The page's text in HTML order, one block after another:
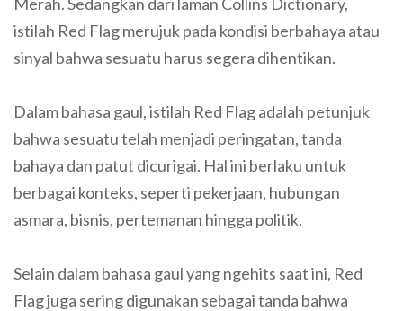
istilah Red Flag merujuk pada kondisi berbahaya atau
sinyal bahwa sesuatu harus segera dihentikan.
Dalam bahasa gaul, istilah Red Flag adalah petunjuk
bahwa sesuatu telah menjadi peringatan, tanda
bahaya dan patut dicurigai. Hal ini berlaku untuk
berbagai konteks, seperti pekerjaan, hubungan
asmara, bisnis, pertemanan hingga politik.
Selain dalam bahasa gaul yang ngehits saat ini, Red
Flag juga sering digunakan sebagai tanda bahwa